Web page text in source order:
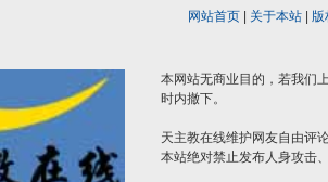
网站首页| 关于本站| 版
本网站无商业目的，若我们
时内撤下。
天主教在线维护网友自由评
本站绝对禁止发布人身攻击